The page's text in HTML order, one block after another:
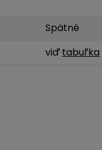
Spätné
viď tabuľka